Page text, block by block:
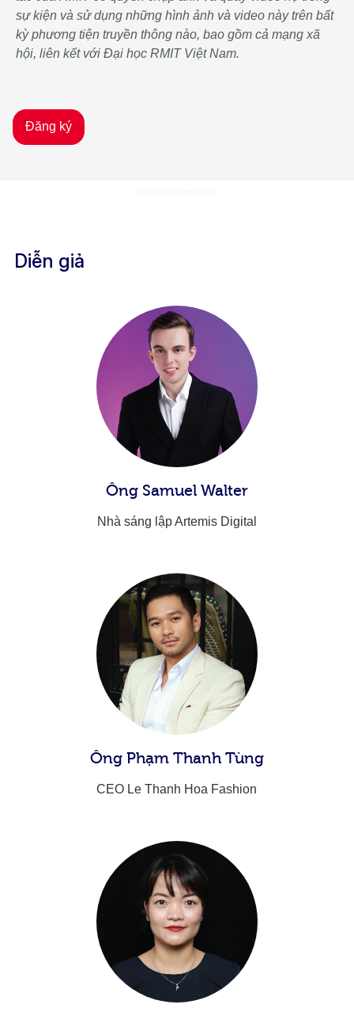
sự kiện và sử dụng những hình ảnh và video này trên bất
kỳ phương tiện truyền thông nào, bao gồm cả mạng xã
hội, liên kết với Đại học RMIT Việt Nam.
Diễn giả
Ông Samuel Walter​
Nhà sáng lập Artemis Digital​
Ông Phạm Thanh Tùng
CEO Le Thanh Hoa Fashion​